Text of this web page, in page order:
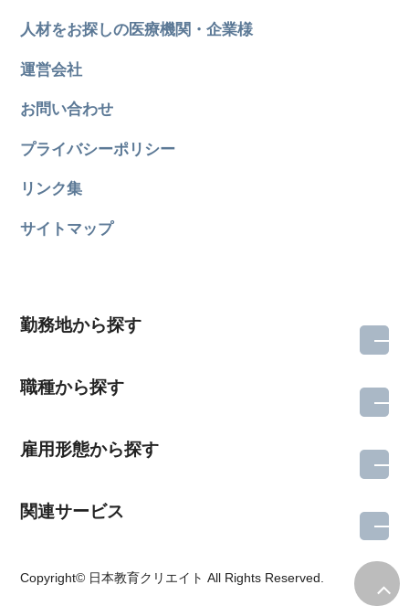
人材をお探しの医療機関・企業様
運営会社
お問い合わせ
プライバシーポリシー
リンク集
サイトマップ
勤務地から探す
職種から探す
雇用形態から探す
関連サービス
Copyright© 日本教育クリエイト All Rights Reserved.
所在地のエリアを選択してください